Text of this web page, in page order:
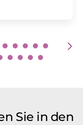
Sie in den